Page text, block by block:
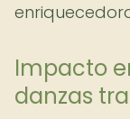
Impacto
danzas